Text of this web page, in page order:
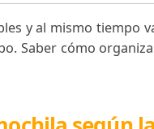
Edición: CCAM
y al
Saber